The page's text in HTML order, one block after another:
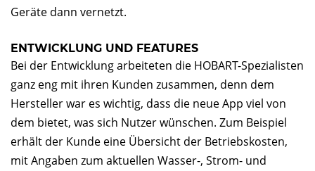
Geräte dann vernetzt.
ENTWICKLUNG UND FEATURES
Bei der Entwicklung arbeiteten die HOBART-Spezialisten
ganz eng mit ihren Kunden zusammen, denn dem
Hersteller war es wichtig, dass die neue App viel von
dem bietet, was sich Nutzer wünschen. Zum Beispiel
erhält der Kunde eine Übersicht der Betriebskosten,
mit Angaben zum aktuellen Wasser-, Strom- und